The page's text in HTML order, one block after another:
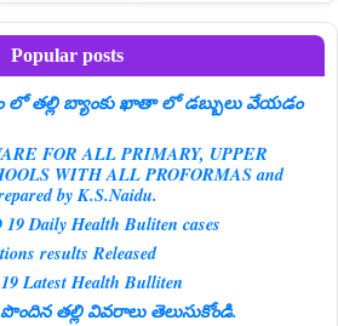
Popular posts
లో తల్లి బ్యాంకు ఖాతా లో డబ్బులు వేయడం
FOR ALL PRIMARY, UPPER
WITH ALL PROFORMAS and
by K.S.Naidu.
Daily Health Buliten cases
results Released
Latest Health Bulliten
తల్లి వివరాలు తెలుసుకోండి.